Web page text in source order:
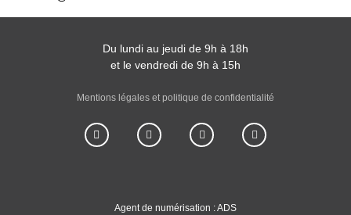
Du lundi au jeudi de 9h à 18h
et le vendredi de 9h à 15h
Mentions légales et politique de confidentialité
Agent de numérisation : ADS